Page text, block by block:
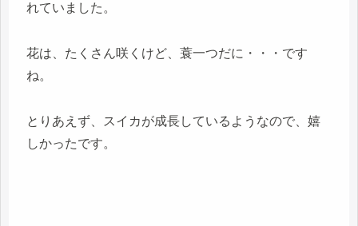
れていました。
花は、たくさん咲くけど、蓑一つだに・・・です
ね。
とりあえず、スイカが成長しているようなので、嬉
しかったです。